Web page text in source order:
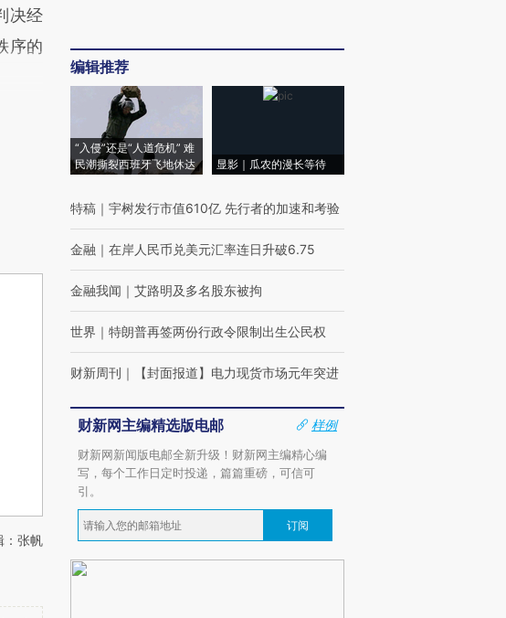
决经
序的
：张帆
编辑推荐
“入侵”还是“人道危机” 难
民潮撕裂西班牙飞地休达
显影｜瓜农的漫长等待
特稿 ｜ 宇树发行市值610亿 先行者的加速和考验
金融 ｜ 在岸人民币兑美元汇率连日升破6.75
金融我闻 ｜ 艾路明及多名股东被拘
世界 ｜ 特朗普再签两份行政令限制出生公民权
财新周刊 ｜ 【封面报道】电力现货市场元年突进
财新网主编精选版电邮
样例
财新网新闻版电邮全新升级！财新网主编精心编
写，每个工作日定时投递，篇篇重磅，可信可
引。
订阅